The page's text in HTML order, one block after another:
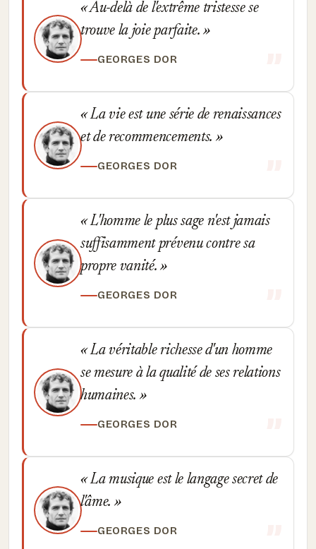
Au-delà de l'extrême tristesse se
trouve la joie parfaite.
GEORGES DOR
La vie est une série de renaissances
et de recommencements.
GEORGES DOR
L'homme le plus sage n'est jamais
suffisamment prévenu contre sa
propre vanité.
GEORGES DOR
La véritable richesse d'un homme
se mesure à la qualité de ses relations
humaines.
GEORGES DOR
La musique est le langage secret de
l'âme.
GEORGES DOR